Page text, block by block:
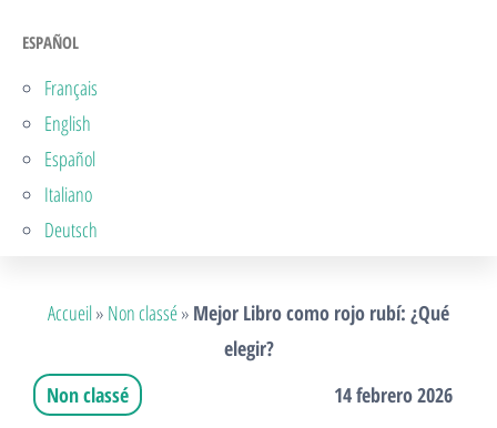
ESPAÑOL
Français
English
Español
Italiano
Deutsch
Accueil» Non classé» Mejor Libro como rojo rubí: ¿Qué
elegir?
Non classé
14 febrero 2026